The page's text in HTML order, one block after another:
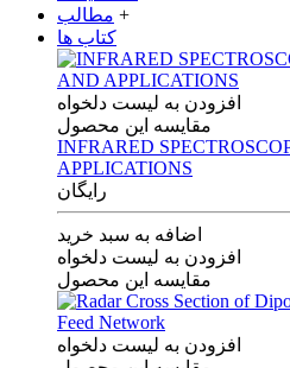
مطالب +
کتاب ها
افزودن به لیست دلخواه
مقایسه این محصول
INFRARED
APPLICATIONS
رایگان
اضافه به سبد خرید
افزودن به لیست دلخواه
مقایسه این محصول
افزودن به لیست دلخواه